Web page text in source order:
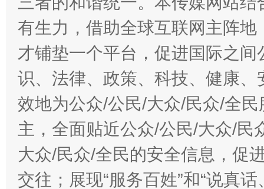
有生力，借助全球互联网主阵
才铺垫一个平台，促进国际之
识、法律、政策、科技、健康
效地为公众/公民/大众/民众/全
主，全面贴近公众/公民/大众/民
大众/民众/全民的安全信息，促
交往；展现“服务百姓”和“说真